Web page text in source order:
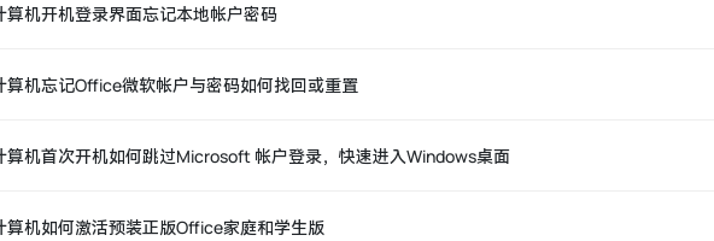
算机开机登录界面忘记本地帐户密码
算机忘记Office微软帐户与密码如何找回或重置
算机首次开机如何跳过Microsoft 帐户登录，快速进入Windows桌面
算机如何激活预装正版Office家庭和学生版